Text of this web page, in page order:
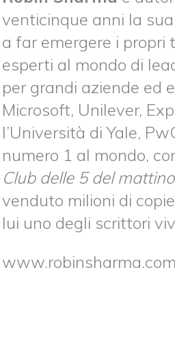
venticinque anni la
a far emergere i
esperti al mondo di
per grandi aziende ed
Microsoft, Unilever,
l’Università di Yale,
numero 1 al mondo,
Club delle 5 del
venduto milioni di
lui uno degli scrittori
www.robinsharma.com